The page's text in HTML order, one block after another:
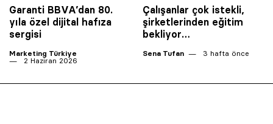
Garanti BBVA’dan 80.
yıla özel dijital hafıza
sergisi
Marketing Türkiye
2 Haziran 2026
Çalışanlar çok istekli,
şirketlerinden eğitim
bekliyor…
Sena Tufan 3 hafta önce